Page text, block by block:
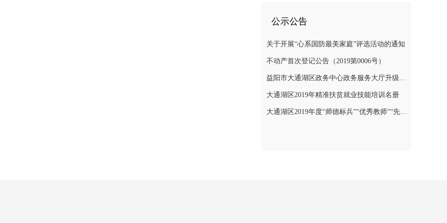
公示公告
关于开展“心系国防最美家庭”评选活动的通知
不动产首次登记公告（2019第0006号）
益阳市大通湖区政务中心政务服务大厅升级改造项目竞争性磋商邀请公告
大通湖区2019年精准扶贫就业技能培训名册
大通湖区2019年度“师德标兵”“优秀教师”“先进教育工作者”名单